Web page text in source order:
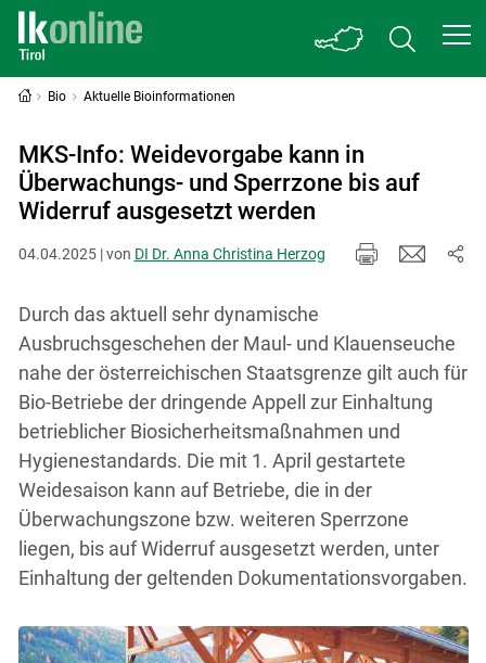
Bio Aktuelle Bioinformationen
MKS-Info: Weidevorgabe kann in
Überwachungs- und Sperrzone bis auf
Widerruf ausgesetzt werden
04.04.2025 | von DI Dr. Anna Christina Herzog
Durch das aktuell sehr dynamische
Ausbruchsgeschehen der Maul- und Klauenseuche
nahe der österreichischen Staatsgrenze gilt auch für
Bio-Betriebe der dringende Appell zur Einhaltung
betrieblicher Biosicherheitsmaßnahmen und
Hygienestandards. Die mit 1. April gestartete
Weidesaison kann auf Betriebe, die in der
Überwachungszone bzw. weiteren Sperrzone
liegen, bis auf Widerruf ausgesetzt werden, unter
Einhaltung der geltenden Dokumentationsvorgaben.